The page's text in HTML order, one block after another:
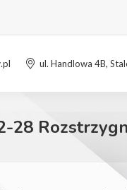
ul. Handlowa 4B,
28